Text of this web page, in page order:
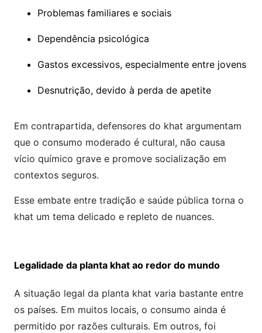
Problemas familiares e sociais
Dependência psicológica
Gastos excessivos, especialmente entre jovens
Desnutrição, devido à perda de apetite
Em contrapartida, defensores do khat argumentam
que o consumo moderado é cultural, não causa
vício químico grave e promove socialização em
contextos seguros.
Esse embate entre tradição e saúde pública torna o
khat um tema delicado e repleto de nuances.
Legalidade da planta khat ao redor do mundo
A situação legal da planta khat varia bastante entre
os países. Em muitos locais, o consumo ainda é
permitido por razões culturais. Em outros, foi